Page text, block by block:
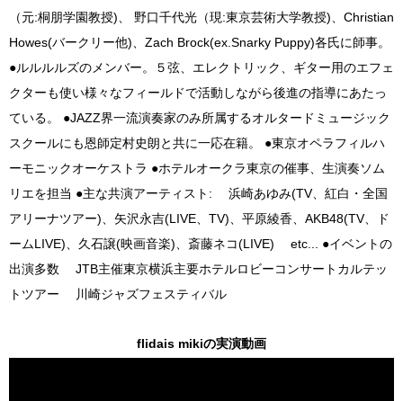
（元:桐朋学園教授)、 野口千代光（現:東京芸術大学教授)、Christian
Howes(バークリー他)、Zach Brock(ex.Snarky Puppy)各氏に師事。
●ルルルルズのメンバー。５弦、エレクトリック、ギター用のエフェ
クターも使い様々なフィールドで活動しながら後進の指導にあたっ
ている。 ●JAZZ界一流演奏家のみ所属するオルタードミュージック
スクールにも恩師定村史朗と共に一応在籍。 ●東京オペラフィルハ
ーモニックオーケストラ ●ホテルオークラ東京の催事、生演奏ソム
リエを担当 ●主な共演アーティスト: 浜崎あゆみ(TV、紅白・全国
アリーナツアー)、矢沢永吉(LIVE、TV)、平原綾香、AKB48(TV、ド
ームLIVE)、久石譲(映画音楽)、斎藤ネコ(LIVE) etc... ●イベントの
出演多数 JTB主催東京横浜主要ホテルロビーコンサートカルテッ
トツアー 川崎ジャズフェスティバル
flidais mikiの実演動画